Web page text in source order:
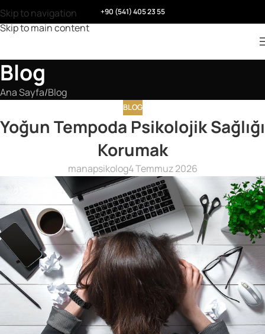
Skip to navigation
Skip to main content
+90 (541) 405 23 55
Blog
Ana Sayfa Blog
BLOG
Yoğun Tempoda Psikolojik Sağlığı
Korumak
manapsikolog4 Temmuz 2026